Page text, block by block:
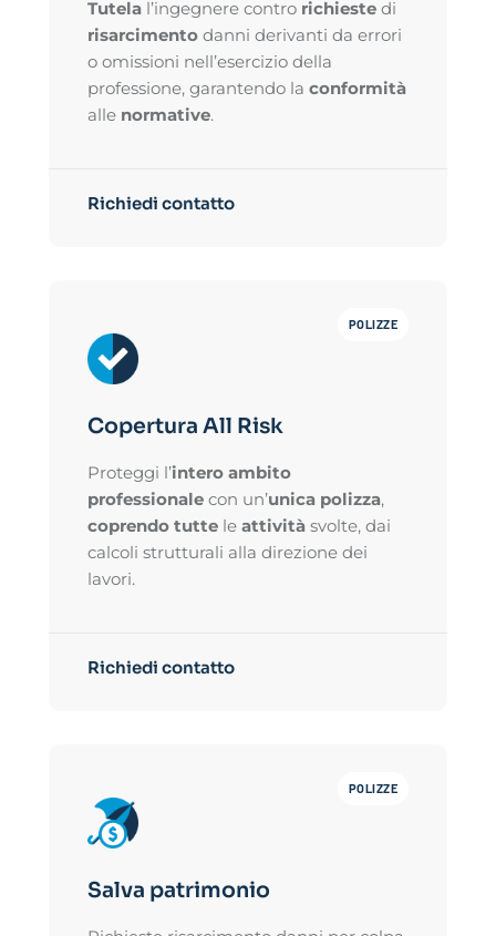
Tutela l’ingegnere contro richieste di
risarcimento danni derivanti da errori
o omissioni nell’esercizio della
professione, garantendo la conformità
alle normative.
Richiedi contatto
POLIZZE
Copertura All Risk
Proteggi l’intero ambito
professionale con un’unica polizza,
coprendo tutte le attività svolte, dai
calcoli strutturali alla direzione dei
lavori.
Richiedi contatto
POLIZZE
Salva patrimonio